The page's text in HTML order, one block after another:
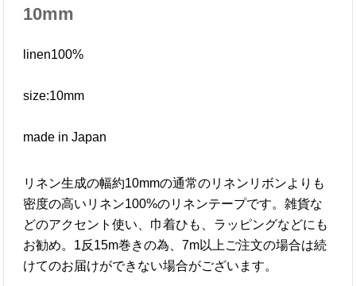
10mm
linen100%
size:10mm
made in Japan
リネン生成の幅約10mmの通常のリネンリボンよりも
密度の高いリネン100%のリネンテープです。雑貨な
どのアクセント使い、巾着ひも、ラッピングなどにも
お勧め。1反15m巻きの為、7m以上ご注文の場合は続
けてのお届けができない場合がございます。